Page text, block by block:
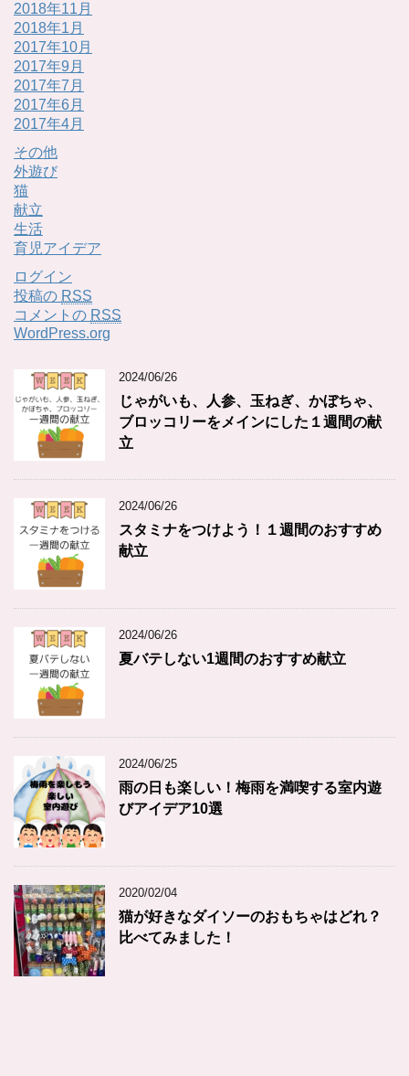
2018年11月
2018年1月
2017年10月
2017年9月
2017年7月
2017年6月
2017年4月
その他
外遊び
猫
献立
生活
育児アイデア
ログイン
投稿の RSS
コメントの RSS
WordPress.org
2024/06/26
じゃがいも、人参、玉ねぎ、かぼちゃ、
ブロッコリーをメインにした１週間の献
立
2024/06/26
スタミナをつけよう！１週間のおすすめ
献立
2024/06/26
夏バテしない1週間のおすすめ献立
2024/06/25
雨の日も楽しい！梅雨を満喫する室内遊
びアイデア10選
2020/02/04
猫が好きなダイソーのおもちゃはどれ？
比べてみました！